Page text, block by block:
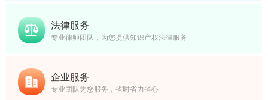
法律服务
专业律师团队，为您提供知识产权法律服务
企业服务
专业团队为您服务，省时省力省心